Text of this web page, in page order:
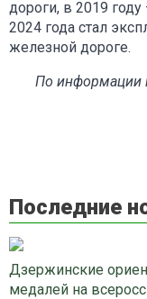
дороги, в 2019
2024 года стал
железной дороге.
По информации
Последние
Дзержинские
медалей на